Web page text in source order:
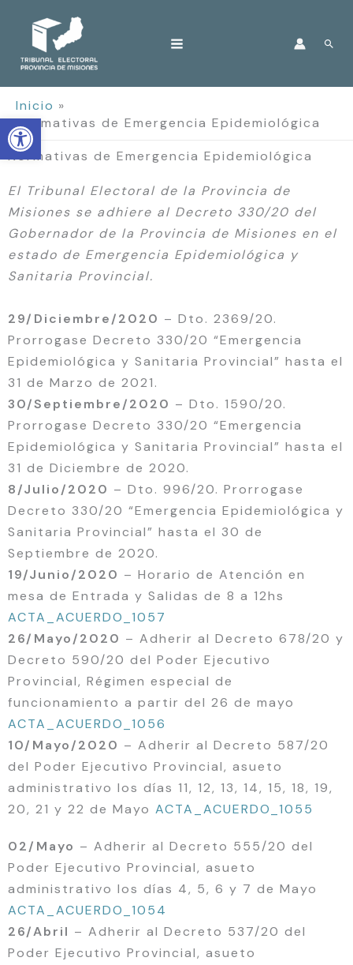
Open toolbar
contenido
Inicio
Normativas de Emergencia Epidemiológica
Normativas de Emergencia Epidemiológica
El Tribunal Electoral de la Provincia de
Misiones se adhiere al Decreto 330/20 del
Gobernador de la Provincia de Misiones en el
estado de Emergencia Epidemiológica y
Sanitaria Provincial.
29/Diciembre/2020 – Dto. 2369/20.
Prorrogase Decreto 330/20 “Emergencia
Epidemiológica y Sanitaria Provincial” hasta el
31 de Marzo de 2021.
30/Septiembre/2020 – Dto. 1590/20.
Prorrogase Decreto 330/20 “Emergencia
Epidemiológica y Sanitaria Provincial” hasta el
31 de Diciembre de 2020.
8/Julio/2020 – Dto. 996/20. Prorrogase
Decreto 330/20 “Emergencia Epidemiológica y
Sanitaria Provincial” hasta el 30 de
Septiembre de 2020.
19/Junio/2020 – Horario de Atención en
mesa de Entrada y Salidas de 8 a 12hs
ACTA_ACUERDO_1057
26/Mayo/2020 – Adherir al Decreto 678/20 y
Decreto 590/20 del Poder Ejecutivo
Provincial, Régimen especial de
funcionamiento a partir del 26 de mayo
ACTA_ACUERDO_1056
10/Mayo/2020 – Adherir al Decreto 587/20
del Poder Ejecutivo Provincial, asueto
administrativo los días 11, 12, 13, 14, 15, 18, 19,
20, 21 y 22 de Mayo ACTA_ACUERDO_1055
02/Mayo – Adherir al Decreto 555/20 del
Poder Ejecutivo Provincial, asueto
administrativo los días 4, 5, 6 y 7 de Mayo
ACTA_ACUERDO_1054
26/Abril – Adherir al Decreto 537/20 del
Poder Ejecutivo Provincial, asueto